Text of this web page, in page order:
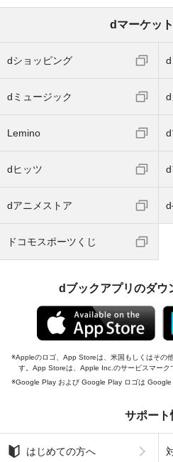
dマーケッ
dショッピング
dミュージック
Lemino
dヒッツ d
dアニメストア
ドコモスポーツくじ
dブックアプリのダウ
Appleのロゴ、App Storeは、米国もしくはその
す。App Storeは、Apple Inc.のサービスマーク
Google Play および Google Play ロゴは Google
サポート
はじめての方へ